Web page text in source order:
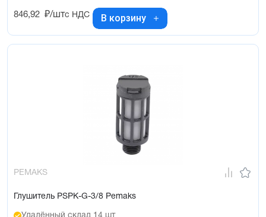
846,92 ₽/штс НДС В корзину
PEMAKS
Глушитель PSPK-G-3/8 Pemaks
Удалённый склад 14 шт